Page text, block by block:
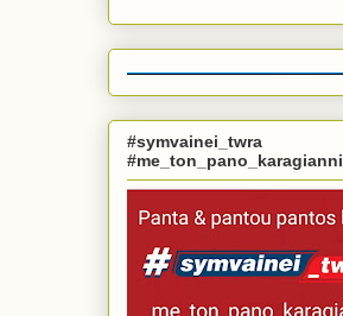
#symvainei_twra
#me_ton_pano_karagianni